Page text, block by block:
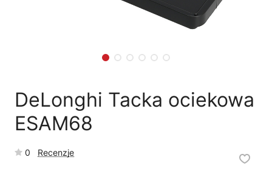
DeLonghi Tacka ociekowa
ESAM68
0 Recenzje
📦 Reklamacja towaru